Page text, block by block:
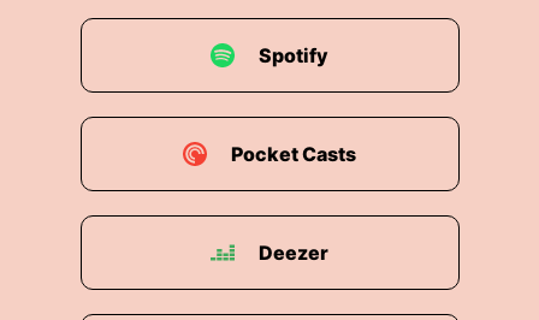
Spotify
Pocket Casts
Deezer